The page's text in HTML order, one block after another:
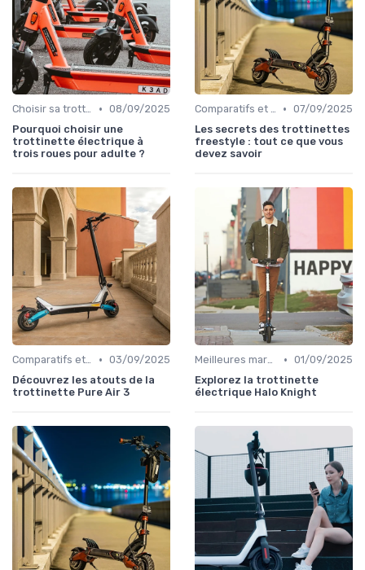
Choisir sa trottinette électrique • 08/09/2025
Pourquoi choisir une
trottinette électrique à
trois roues pour adulte ?
Comparatifs et tests de produits • 07/09/2025
Les secrets des trottinettes
freestyle : tout ce que vous
devez savoir
Comparatifs et tests de produits • 03/09/2025
Découvrez les atouts de la
trottinette Pure Air 3
Meilleures marques et modèles • 01/09/2025
Explorez la trottinette
électrique Halo Knight